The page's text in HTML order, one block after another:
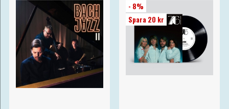
- 8%
Spara 20 kr